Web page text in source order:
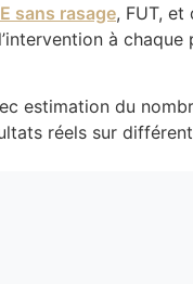
sans rasage, FUT,
à
estimation du
réels sur